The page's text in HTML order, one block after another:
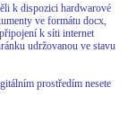
k dispozici hardwarové
ve formátu docx,
k síti internet
udržovanou ve stavu
prostředím nesete